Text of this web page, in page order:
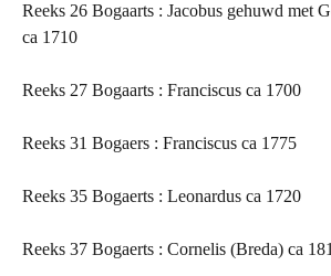
Reeks 26 Bogaarts : Jacobus gehuwd met
ca 1710
Reeks 27 Bogaarts : Franciscus ca 1700
Reeks 31 Bogaers : Franciscus ca 1775
Reeks 35 Bogaerts : Leonardus ca 1720
Reeks 37 Bogaerts : Cornelis (Breda) ca